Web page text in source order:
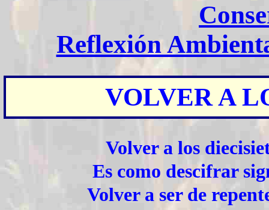
Reflexión
VOLVER A
Volver a los
Es como descifrar
Volver a ser de